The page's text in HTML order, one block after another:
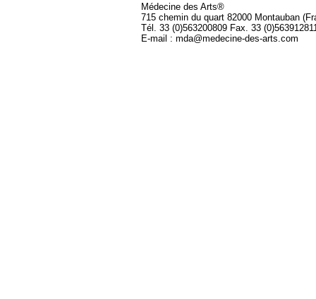
Médecine des Arts®
715 chemin du quart 82000 Montauban
Tél. 33 (0)563200809 Fax. 33
E-mail : mda@medecine-des-arts.com